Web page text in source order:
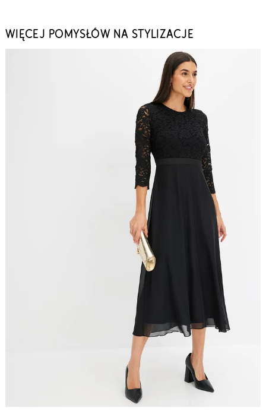
WIĘCEJ POMYSŁÓW NA STYLIZACJE